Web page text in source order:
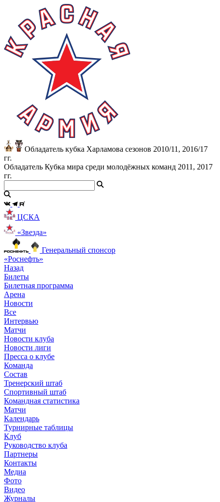
Обладатель кубка Харламова сезонов 2010/11, 2016/17
гг.
Обладатель Кубка мира среди молодёжных команд 2011, 2017
гг.
ЦСКА
«Звезда»
Генеральный спонсор
«Роснефть»
Назад
Билеты
Билетная программа
Арена
Новости
Все
Интервью
Матчи
Новости клуба
Новости лиги
Пресса о клубе
Команда
Состав
Тренерский штаб
Спортивный штаб
Командная статистика
Матчи
Календарь
Турнирные таблицы
Клуб
Руководство клуба
Партнеры
Контакты
Медиа
Фото
Видео
Журналы